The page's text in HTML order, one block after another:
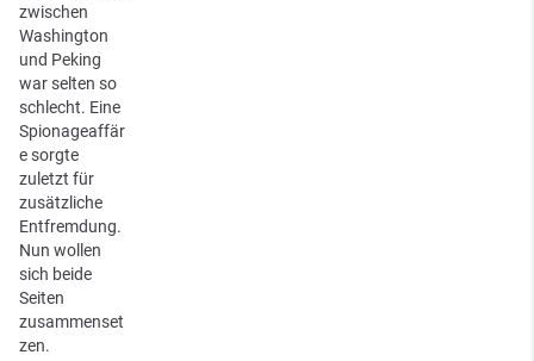
zwischen
Washington
und Peking
war selten so
schlecht. Eine
Spionageaffär
e sorgte
zuletzt für
zusätzliche
Entfremdung.
Nun wollen
sich beide
Seiten
zusammenset
zen.